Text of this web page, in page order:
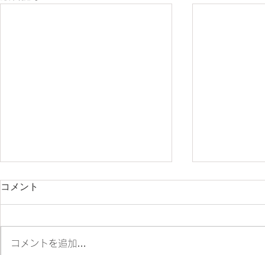
コメント
コメントを追加…